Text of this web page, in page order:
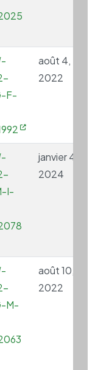
F-
août 4,
2022
I-
janvier 4,
2024
M-
août 10,
2022